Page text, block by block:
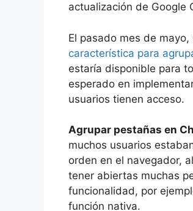
actualización de Google
El pasado mes de
característica para
estaría disponible para
esperado en
usuarios tienen acceso.
Agrupar pestañas en
muchos usuarios
orden en el navegador,
tener abiertas muchas
funcionalidad, por
función nativa.